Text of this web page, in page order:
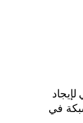
في